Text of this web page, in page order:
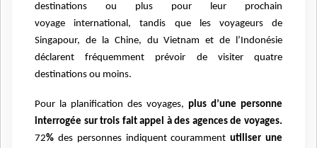
destinations ou plus pour leur prochain
voyage international, tandis que les voyageurs de
Singapour, de la Chine, du Vietnam et de l’Indonésie
déclarentfréquemment prévoir de visiter quatre
destinations ou moins.
Pour la planification des voyages, plus d’une personne
interrogée sur trois fait appel à des agences de voyages.
72% des personnesindiquent couramment utiliser une